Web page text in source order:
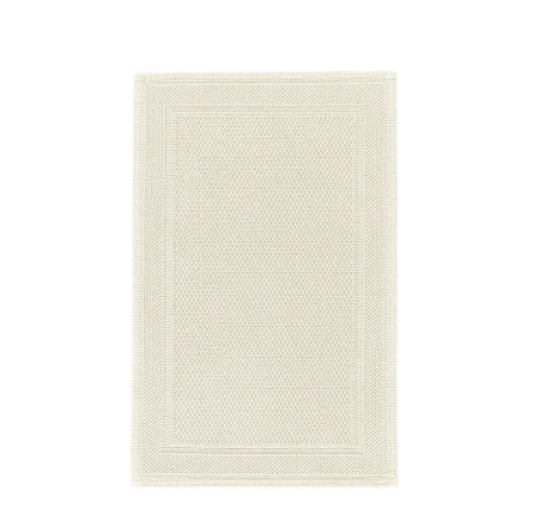
KÚPEĽŇA + WELLNESS
Doprava
Kontakt
Obchodné podmienky
Podmienky ochrany osobných údajov
Reklamačný poriadok
Vrátenie tovaru